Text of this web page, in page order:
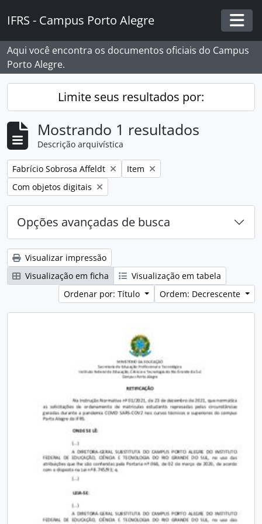
IFRS - Campus Porto Alegre
Aqui você encontra os documentos oficiais do Campus
Porto Alegre.
Limite seus resultados por:
Mostrando 1 resultados
Descrição arquivística
Remover filtro:
Fabrício Sobrosa Affeldt Remover filtro:
Item
Remover filtro:
Com objetos digitais
Opções avançadas de busca
Visualizar impressão
Visualização em ficha
Visualização em tabela
Ordenar por: Título
Ordem: Decrescente